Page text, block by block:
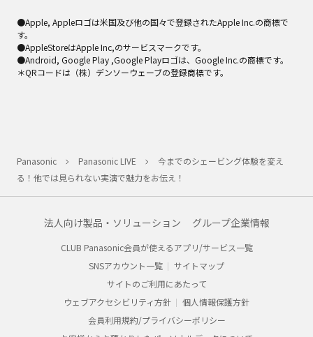
●Apple, Appleロゴは米国及び他の国々で登録されたApple Inc.の商標で
す。
●AppleStoreはApple Inc,のサービスマークです。
●Android, Google Play ,Google Playロゴは、Google Inc.の商標です。
＊QRコードは（株）デンソーウェーブの登録商標です。
Panasonic Panasonic LIVE
今までのシェービング体験を変え
る！他では見られない実演で魅力をお伝え！
法人向け製品・ソリューション グループ企業情報
CLUB Panasonic会員が使えるアプリ/サービス一覧
SNSアカウント一覧
サイトマップ
サイトのご利用にあたって
ウェブアクセシビリティ方針
個人情報保護方針
会員利用規約/プライバシーポリシー